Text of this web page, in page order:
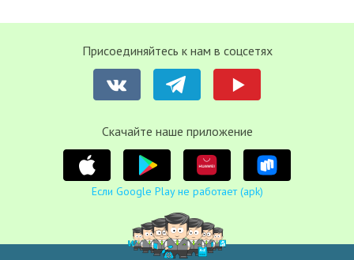
Присоединяйтесь к нам в соцсетях
Cкачайте наше приложение
Если Google Play не работает (apk)